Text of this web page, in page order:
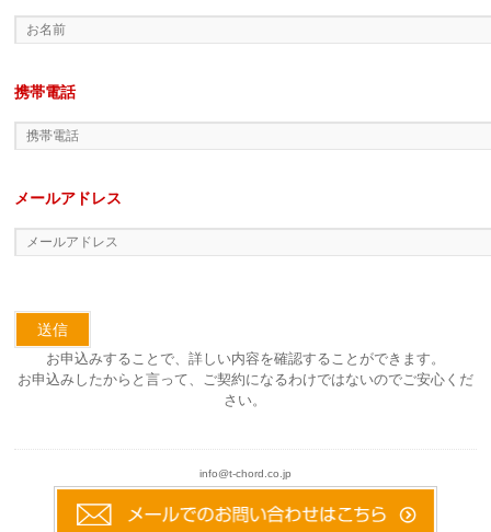
携帯電話
メールアドレス
お申込みすることで、詳しい内容を確認することができます。
お申込みしたからと言って、ご契約になるわけではないのでご安心くだ
さい。
info@t-chord.co.jp